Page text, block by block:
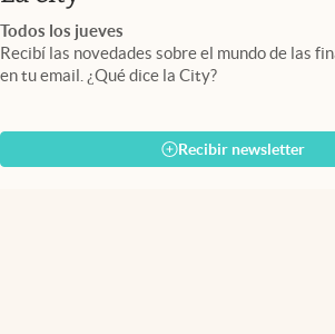
Todos los jueves
Recibí las novedades sobre el mundo de las
en tu email. ¿Qué dice la City?
Recibir newsletter